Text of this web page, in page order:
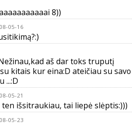
8))
05-16
aš dar toks truputį
kitais kur eina:D ateičiau su savo
...:D
05-21
išsitraukiau, tai liepė slėptis:)))
05-23